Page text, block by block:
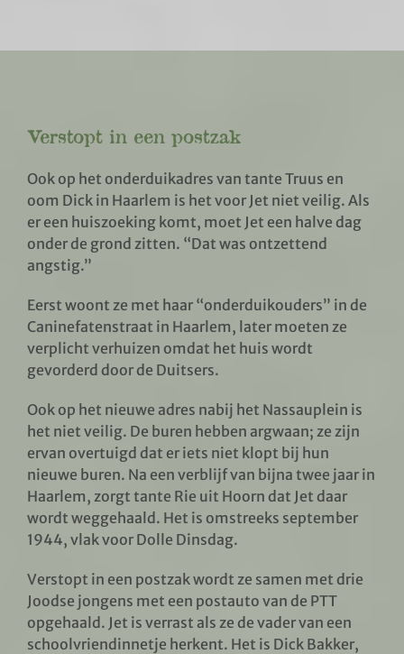
Verstopt in een postzak
Ook op het onderduikadres van tante Truus en
oom Dick in Haarlem is het voor Jet niet veilig. Als
er een huiszoeking komt, moet Jet een halve dag
onder de grond zitten. “Dat was ontzettend
angstig.”
Eerst woont ze met haar “onderduikouders” in de
Caninefatenstraat in Haarlem, later moeten ze
verplicht verhuizen omdat het huis wordt
gevorderd door de Duitsers.
Ook op het nieuwe adres nabij het Nassauplein is
het niet veilig. De buren hebben argwaan; ze zijn
ervan overtuigd dat er iets niet klopt bij hun
nieuwe buren. Na een verblijf van bijna twee jaar in
Haarlem, zorgt tante Rie uit Hoorn dat Jet daar
wordt weggehaald. Het is omstreeks september
1944, vlak voor Dolle Dinsdag.
Verstopt in een postzak wordt ze samen met drie
Joodse jongens met een postauto van de PTT
opgehaald. Jet is verrast als ze de vader van een
schoolvriendinnetje herkent. Het is Dick Bakker,